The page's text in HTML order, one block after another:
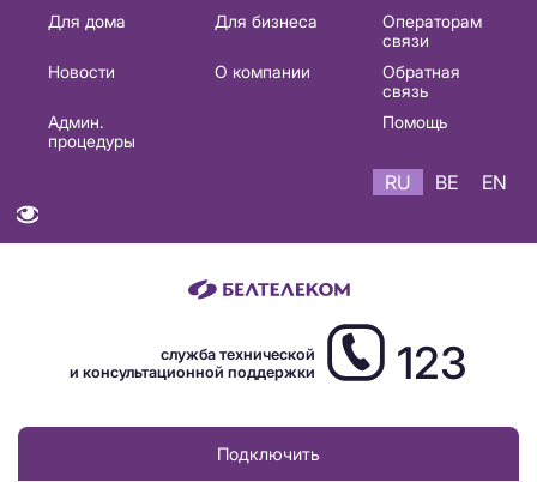
Основная
навигация
Для дома Для бизнеса
Операторам
связи
Новости
О компании
Обратная
связь
Админ.
процедуры
Помощь
RU BE EN
служба технической
и консультационной поддержки
123
Подключить